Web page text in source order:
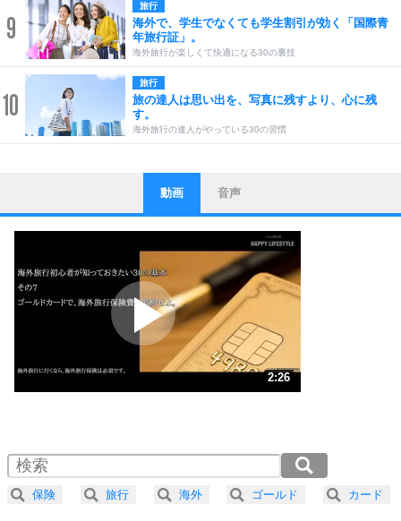
9
旅行
海外で、学生でなくても学生割引が効く「国際青
年旅行証」。
海外旅行が楽しくて快適になる30の裏技
10
旅行
旅の達人は思い出を、写真に残すより、心に残
す。
海外旅行の達人がやっている30の習慣
1
ストレス対策
他人と比べない。
いっそのこと、他人を見ない。
いらいらしない人になる30の方法
プラス思考
ポジティブになれない原因は、行動しないから。
ポジティブ思考になる30の方法
ストレス対策
人生、なんとかなるもの。
気楽に生きる30の方法
4 器の大きい人は、怒りを優しさで表現する。
プラス思考
動画 音声
2:26
2.0倍速 （287KB 1分13秒）
2.5倍速 （230KB 58秒）
3.0倍速 （192KB 48秒）
保険 旅行 海外 ゴールド カード